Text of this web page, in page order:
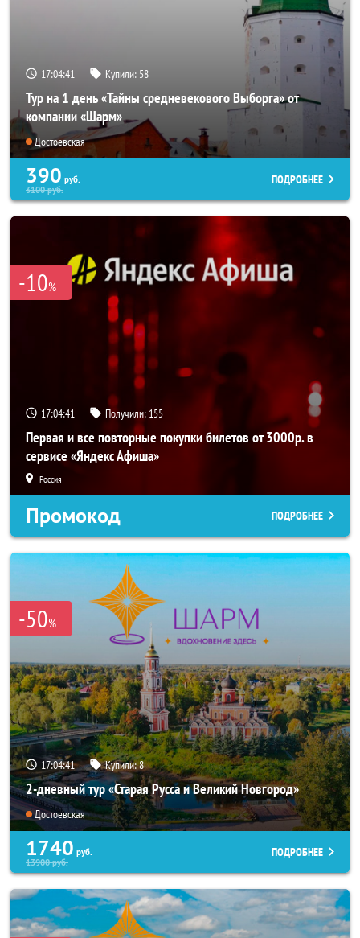
17:04:40 Купили: 58
Тур на 1 день «Тайны средневекового Выборга» от
компании «Шарм»
Достоевская
390 руб.
3100руб.
ПОДРОБНЕЕ
-10%
17:04:40 Получили: 155
Первая и все повторные покупки билетов от 3000р. в
сервисе «Яндекс Афиша»
Россия
Промокод ПОДРОБНЕЕ
-50%
17:04:40 Купили:8
2-дневный тур «Старая Русса и Великий Новгород»
Достоевская
1740 руб.
13900руб.
ПОДРОБНЕЕ